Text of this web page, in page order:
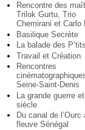
Rencontre des
Trilok Gurtu, Trio
Chemirani et Carlo
Basilique Secrète
La balade des
Travail et Création
Rencontres
Seine-Saint-Denis
La grande guerre
siècle
Du canal de l’Ourc
fleuve Sénégal